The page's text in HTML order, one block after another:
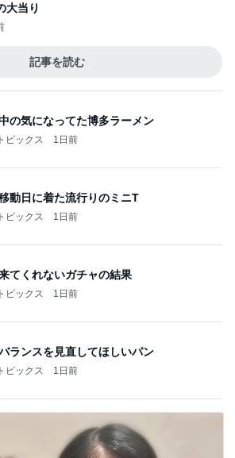
大当り
記事を読む
の気になってた博多ラーメン
ピックス 1日前
動日に着た流行りのミニT
ピックス 1日前
てくれないガチャの結果
ピックス 1日前
ランスを見直してほしいパン
ピックス 1日前